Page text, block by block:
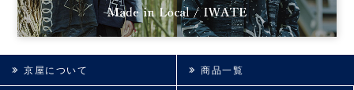
京屋について 商品一覧